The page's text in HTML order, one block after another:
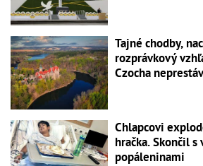
Tajné chodby,
rozprávkový
Czocha
Chlapcovi
hračka. Skončil s
popáleninami